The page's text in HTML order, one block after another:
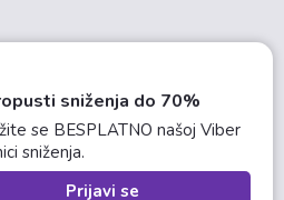
sniženja do 70%
se BESPLATNO našoj Viber
sniženja.
Prijavi se